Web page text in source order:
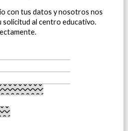
con tus datos y nosotros nos
solicitud al centro educativo.